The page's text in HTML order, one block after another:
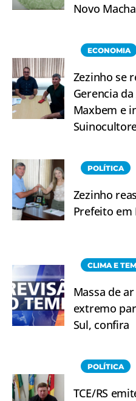
Novo
ECONOMIA
Zezinho se
Gerencia
Maxbem e
POLÍTICA
Zezinho
Prefeito em
CLIMA E
Massa de
extremo
Sul, confira
POLÍTICA
TCE/RS